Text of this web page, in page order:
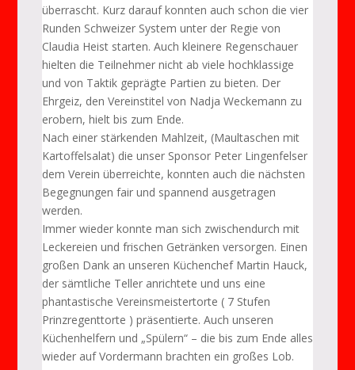
überrascht. Kurz darauf konnten auch schon die vier
Runden Schweizer System unter der Regie von
Claudia Heist starten. Auch kleinere Regenschauer
hielten die Teilnehmer nicht ab viele hochklassige
und von Taktik geprägte Partien zu bieten. Der
Ehrgeiz, den Vereinstitel von Nadja Weckemann zu
erobern, hielt bis zum Ende.
Nach einer stärkenden Mahlzeit, (Maultaschen mit
Kartoffelsalat) die unser Sponsor Peter Lingenfelser
dem Verein überreichte, konnten auch die nächsten
Begegnungen fair und spannend ausgetragen
werden.
Immer wieder konnte man sich zwischendurch mit
Leckereien und frischen Getränken versorgen. Einen
großen Dank an unseren Küchenchef Martin Hauck,
der sämtliche Teller anrichtete und uns eine
phantastische Vereinsmeistertorte ( 7 Stufen
Prinzregenttorte ) präsentierte. Auch unseren
Küchenhelfern und „Spülern“ – die bis zum Ende alles
wieder auf Vordermann brachten ein großes Lob.